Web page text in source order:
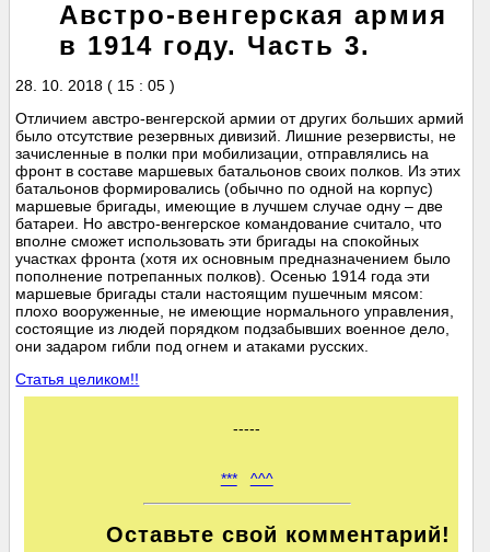
Австро-венгерская армия
в 1914 году. Часть 3.
28. 10. 2018 ( 15 : 05 )
Отличием австро-венгерской армии от других больших армий
было отсутствие резервных дивизий. Лишние резервисты, не
зачисленные в полки при мобилизации, отправлялись на
фронт в составе маршевых батальонов своих полков. Из этих
батальонов формировались (обычно по одной на корпус)
маршевые бригады, имеющие в лучшем случае одну – две
батареи. Но австро-венгерское командование считало, что
вполне сможет использовать эти бригады на спокойных
участках фронта (хотя их основным предназначением было
пополнение потрепанных полков). Осенью 1914 года эти
маршевые бригады стали настоящим пушечным мясом:
плохо вооруженные, не имеющие нормального управления,
состоящие из людей порядком подзабывших военное дело,
они задаром гибли под огнем и атаками русских.
Статья целиком!!
-----
*** ^^^
Оставьте свой комментарий!